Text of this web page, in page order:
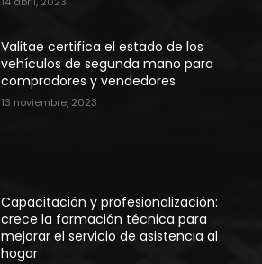
Valitae certifica el estado de los
vehículos de segunda mano para
compradores y vendedores
13 noviembre, 2023
Capacitación y profesionalización:
crece la formación técnica para
mejorar el servicio de asistencia al
hogar